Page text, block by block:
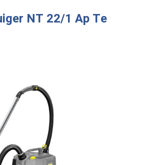
NT 22/1 Ap Te